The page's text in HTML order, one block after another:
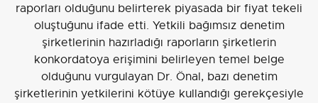
raporları olduğunu belirterek piyasada bir fiyat tekeli
oluştuğunu ifade etti. Yetkili bağımsız denetim
şirketlerinin hazırladığı raporların şirketlerin
konkordatoya erişimini belirleyen temel belge
olduğunu vurgulayan Dr. Önal, bazı denetim
şirketlerinin yetkilerini kötüye kullandığı gerekçesiyle